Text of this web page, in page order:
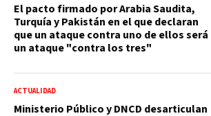
El pacto firmado por Arabia Saudita,
Turquía y Pakistán en el que declaran
que un ataque contra uno de ellos será
un ataque "contra los tres"
ACTUALIDAD
Ministerio Público y DNCD desarticulan